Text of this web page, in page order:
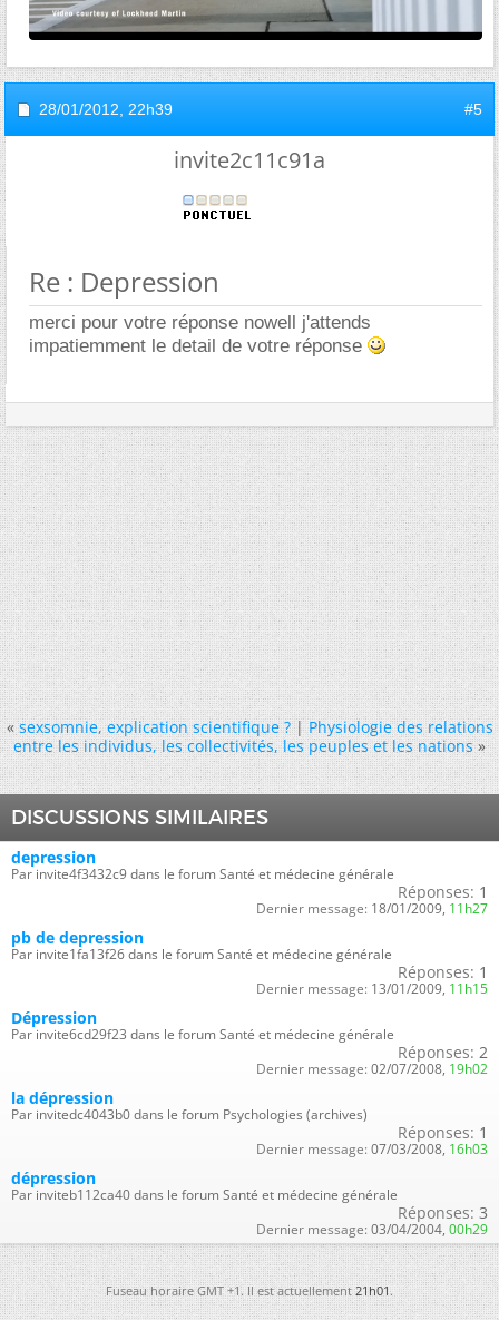
28/01/2012, 22h39 #5
invite2c11c91a
Re : Depression
merci pour votre réponse nowell j'attends
impatiemment le detail de votre réponse
« sexsomnie, explication scientifique ?|Physiologie des relations
entre les individus, les collectivités, les peuples et les nations »
DISCUSSIONS SIMILAIRES
depression
Par invite4f3432c9 dans le forum Santé et médecine générale
Réponses: 1
Dernier message: 18/01/2009, 11h27
pb de depression
Par invite1fa13f26 dans le forum Santé et médecine générale
Réponses: 1
Dernier message: 13/01/2009, 11h15
Dépression
Par invite6cd29f23 dans le forum Santé et médecine générale
Réponses: 2
Dernier message: 02/07/2008, 19h02
la dépression
Par invitedc4043b0 dans le forum Psychologies (archives)
Réponses: 1
Dernier message: 07/03/2008, 16h03
dépression
Par inviteb112ca40 dans le forum Santé et médecine générale
Réponses: 3
Dernier message: 03/04/2004, 00h29
Fuseau horaire GMT +1. Il est actuellement21h01.